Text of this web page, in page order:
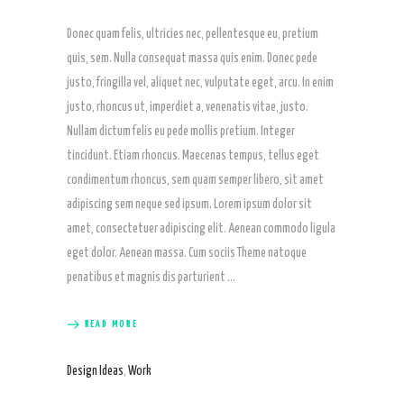
Donec quam felis, ultricies nec, pellentesque eu, pretium
quis, sem. Nulla consequat massa quis enim. Donec pede
justo, fringilla vel, aliquet nec, vulputate eget, arcu. In enim
justo, rhoncus ut, imperdiet a, venenatis vitae, justo.
Nullam dictum felis eu pede mollis pretium. Integer
tincidunt. Etiam rhoncus. Maecenas tempus, tellus eget
condimentum rhoncus, sem quam semper libero, sit amet
adipiscing sem neque sed ipsum. Lorem ipsum dolor sit
amet, consectetuer adipiscing elit. Aenean commodo ligula
eget dolor. Aenean massa. Cum sociis Theme natoque
penatibus et magnis dis parturient
READ MORE
Design Ideas, Work